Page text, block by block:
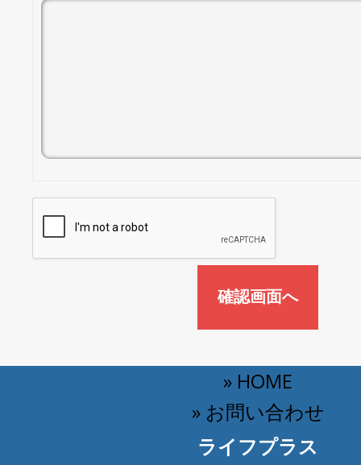
» HOME
» お問い合わせ
ライフプラス